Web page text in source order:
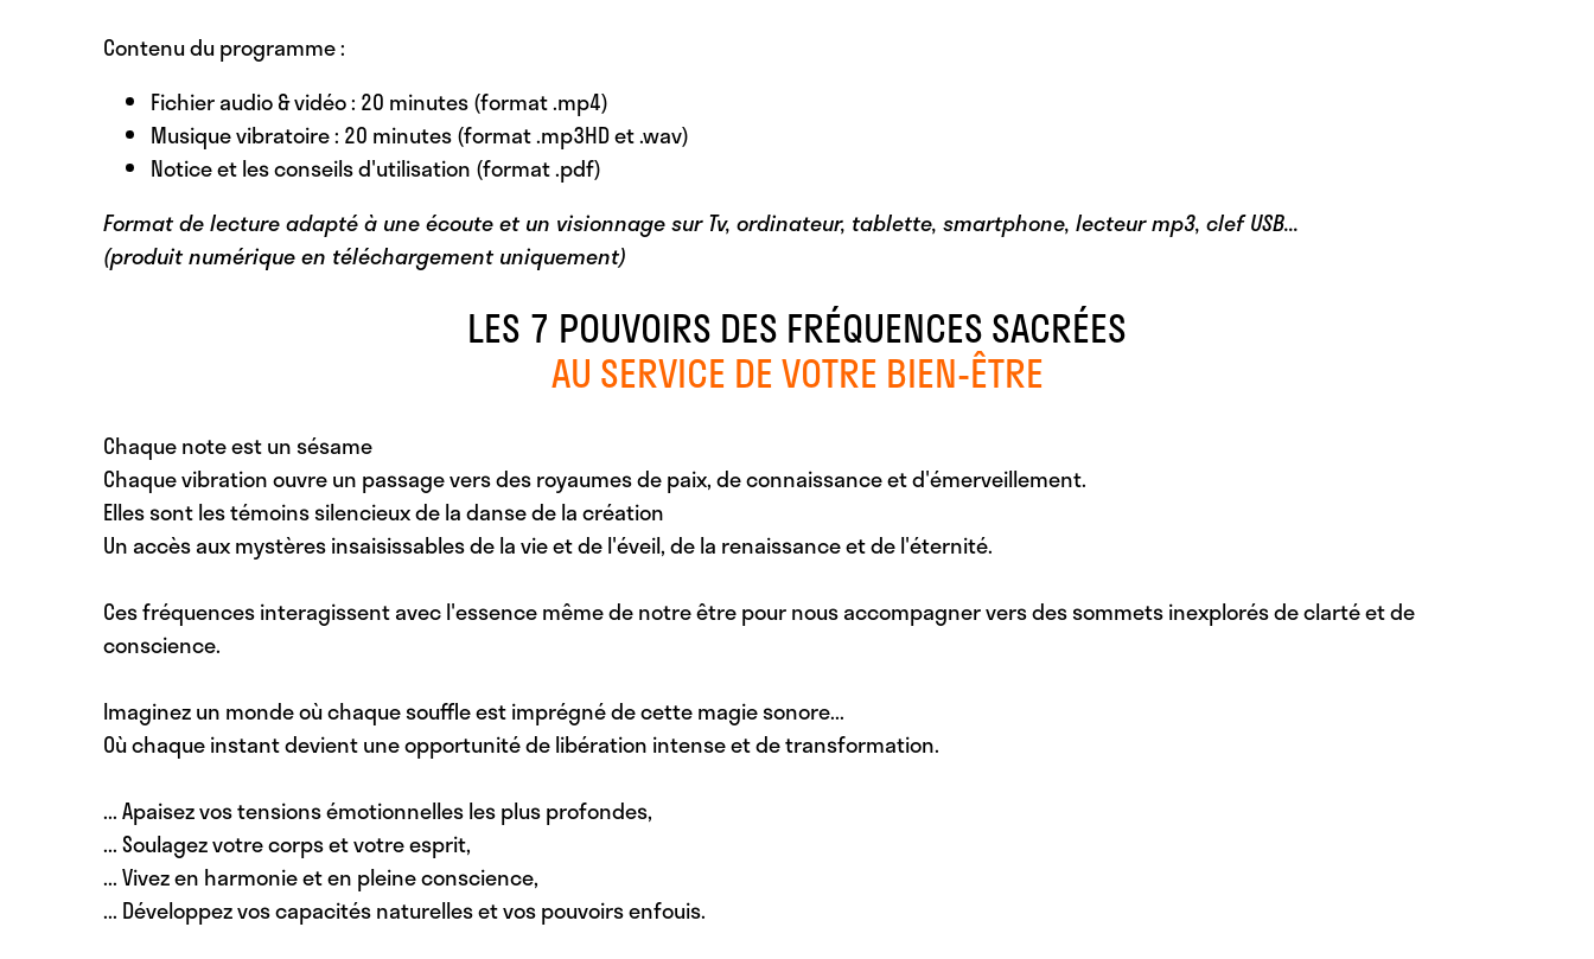
Contenu du programme :
Fichier audio & vidéo : 20 minutes (format .mp4)
Musique vibratoire : 20 minutes (format .mp3HD et .wav)
Notice et les conseils d'utilisation (format .pdf)
Format de lecture adapté à une écoute et un visionnage sur Tv, ordinateur, tablette, smartphone, lecteur mp3, clef USB...
(produit numérique en téléchargement uniquement)
LES 7 POUVOIRS DES FRÉQUENCES SACRÉES
AU SERVICE DE VOTRE BIEN-ÊTRE
Chaque note est un sésame
Chaque vibration ouvre un passage vers des royaumes de paix, de connaissance et d'émerveillement.
Elles sont les témoins silencieux de la danse de la création
Un accès aux mystères insaisissables de la vie et de l'éveil, de la renaissance et de l'éternité.
Ces fréquences interagissent avec l'essence même de notre être pour nous accompagner vers des sommets inexplorés de clarté et de
conscience.
Imaginez un monde où chaque souffle est imprégné de cette magie sonore...
Où chaque instant devient une opportunité de libération intense et de transformation.
... Apaisezvos tensions émotionnelles les plus profondes,
... Soulagezvotre corps et votre esprit,
... Vivezen harmonie et en pleine conscience,
... Développezvos capacités naturelles et vos pouvoirs enfouis.